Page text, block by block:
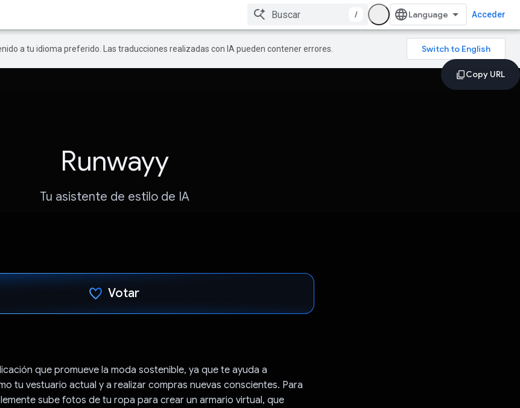
/ Acceder
a tu idioma preferido. Las traducciones realizadas con IA pueden contener errores.
Runwayy
Tu asistente de estilo de IA
Votar
que promueve la moda sostenible, ya que te ayuda a
tu vestuario actual y a realizar compras nuevas conscientes. Para
sube fotos de tu ropa para crear un armario virtual, que